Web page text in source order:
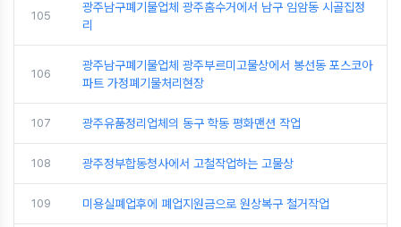
105
광주남구폐기물업체 광주홈수거에서 남구 임암동 시골집정
리
106
광주남구폐기물업체 광주부르미고물상에서 봉선동 포스코아
파트 가정폐기물처리현장
107 광주유품정리업체의 동구 학동 평화맨션 작업
108 광주정부합동청사에서 고철작업하는 고물상
109 미용실폐업후에 폐업지원금으로 원상복구 철거작업